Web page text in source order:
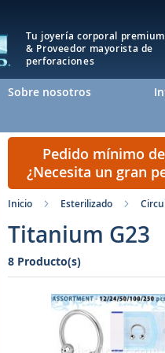
Tu joyería corporal premium
& Proveedor mayorista de
perforaciones
Sobre nosotros
Pedido mínimo
¿Necesita un gran
Inicio Esterilizado
Titanium G23
8 Producto(s)